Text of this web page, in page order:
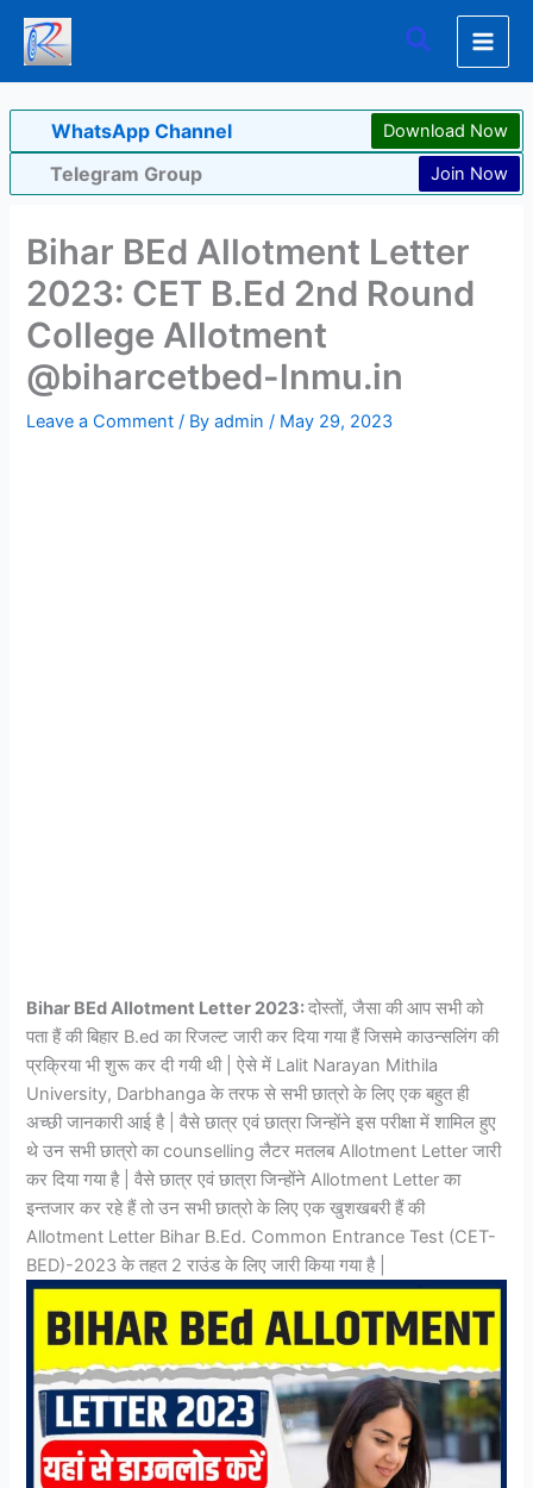
Skip
content
Search
WhatsApp Channel Download Now
Telegram Group Join Now
Bihar BEd Allotment Letter
2023: CET B.Ed 2nd Round
College Allotment
@biharcetbed-lnmu.in
Leave a Comment / Byadmin/ May 29, 2023
Bihar BEd Allotment Letter 2023:दोस्तों, जैसा की आप सभी को
पता हैं की बिहार B.ed का रिजल्ट जारी कर दिया गया हैं जिसमे काउन्सलिंग की
प्रक्रिया भी शुरू कर दी गयी थी | ऐसे में Lalit Narayan Mithila
University, Darbhanga के तरफ से सभी छात्रो के लिए एक बहुत ही
अच्छी जानकारी आई है | वैसे छात्र एवं छात्रा जिन्होंने इस परीक्षा में शामिल हुए
थे उन सभी छात्रो का counselling लैटर मतलब Allotment Letter जारी
कर दिया गया है | वैसे छात्र एवं छात्रा जिन्होंने Allotment Letter का
इन्तजार कर रहे हैं तो उन सभी छात्रो के लिए एक खुशखबरी हैं की
Allotment Letter Bihar B.Ed. Common Entrance Test (CET-
BED)-2023 के तहत 2 राउंड के लिए जारी किया गया है |